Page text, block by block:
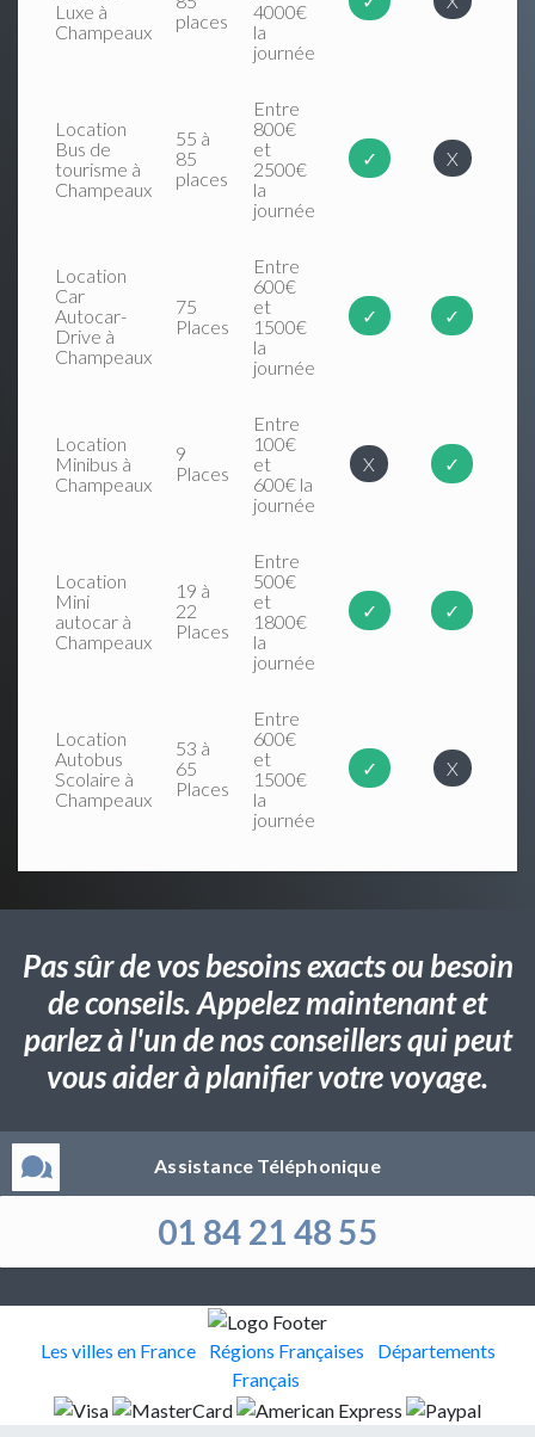
Luxe à
Champeaux
places
4000€
la
journée
Location
Bus de
tourisme à
Champeaux
55 à
85
places
Entre
800€
et
2500€
la
journée
✓ X
Location
Car
Autocar-
Drive à
Champeaux
75
Places
Entre
600€
et
1500€
la
journée
✓ ✓
Location
Minibus à
Champeaux
9
Places
Entre
100€
et
600€ la
journée
X ✓
Location
Mini
autocar à
Champeaux
19 à
22
Places
Entre
500€
et
1800€
la
journée
✓ ✓
Location
Autobus
Scolaire à
Champeaux
53 à
65
Places
Entre
600€
et
1500€
la
journée
✓ X
Pas sûr de vos besoins exacts ou besoin
de conseils. Appelez maintenant et
parlez à l'un de nos conseillers qui peut
vous aider à planifier votre voyage.
Assistance Téléphonique
01 84 21 48 55
Les villes en France Régions Françaises
Départements
Français